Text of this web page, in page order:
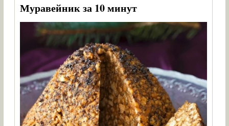
Муравейник за 10 минут